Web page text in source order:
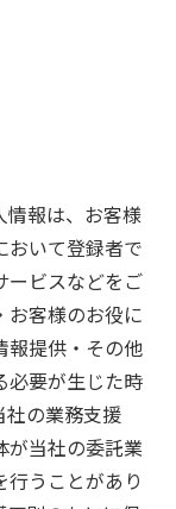
情報は、お客様
おいて登録者で
ービスなどをご
お客様のお役に
報提供・その他
必要が生じた時
社の業務支援
が当社の委託業
うことがあり